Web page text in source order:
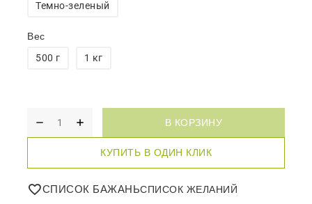
Темно-зеленый
Вес
500 г
1 кг
В КОРЗИНУ
КУПИТЬ В ОДИН КЛИК
СПИСОК БАЖАНЬ